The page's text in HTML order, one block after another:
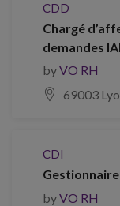
CDD
Chargé
demandes
byVO RH
69003
CDI
byVO RH